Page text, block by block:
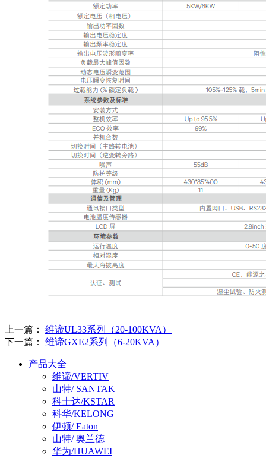
上一篇：
维谛UL33系列（20-100KVA）
下一篇：
维谛GXE2系列（6-20KVA）
产品大全
维谛/VERTIV
山特/ SANTAK
科士达/KSTAR
科华/KELONG
伊顿/ Eaton
山特/ 奥兰德
华为/HUAWEI